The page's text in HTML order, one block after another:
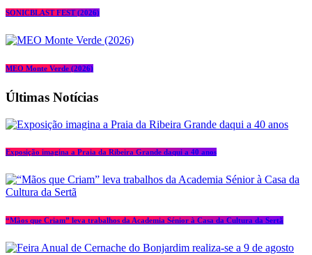
SONICBLAST FEST (2026)
MEO Monte Verde (2026)
Últimas Notícias
Exposição imagina a Praia da Ribeira Grande daqui a 40 anos
“Mãos que Criam” leva trabalhos da Academia Sénior à Casa da Cultura da Sertã